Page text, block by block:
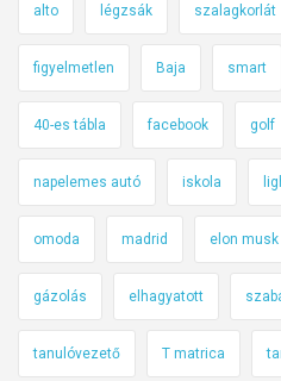
alto légzsák szalagkorlát
figyelmetlen Baja smart
40-es tábla facebook golf
napelemes autó iskola
omoda madrid elon musk
gázolás elhagyatott
tanulóvezető T matrica